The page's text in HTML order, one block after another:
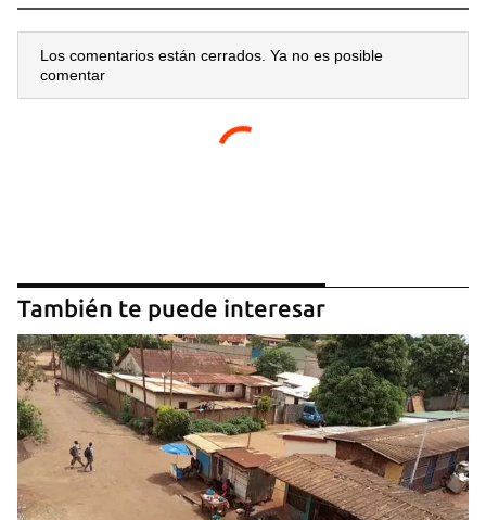
Los comentarios están cerrados. Ya no es posible
comentar
También te puede interesar